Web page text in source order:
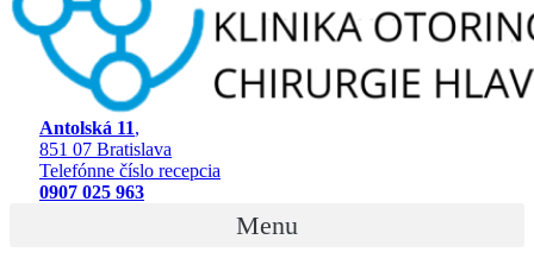
Antolská 11,
851 07 Bratislava
Telefónne číslo recepcia
0907 025 963
Menu